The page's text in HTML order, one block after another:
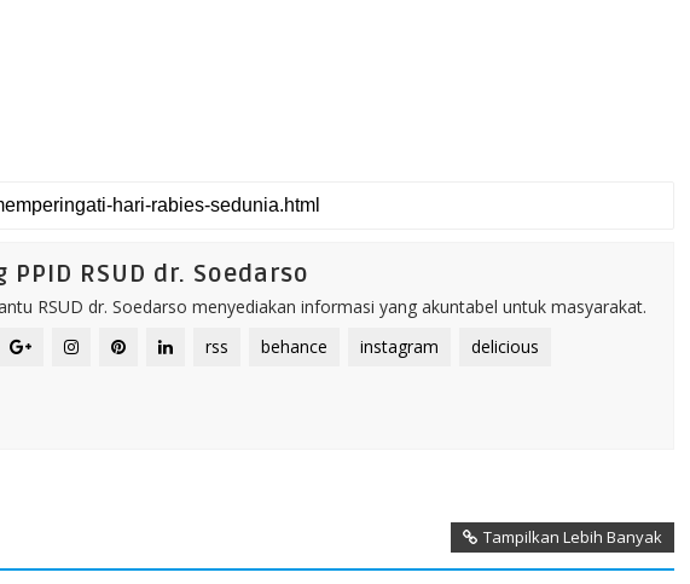
PPID RSUD dr. Soedarso
RSUD dr. Soedarso menyediakan informasi yang akuntabel untuk masyarakat.
rss
behance instagram delicious
Tampilkan Lebih Banyak